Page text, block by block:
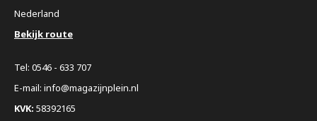
Nederland
Bekijk route
Tel: 0546 - 633 707
E-mail: info@magazijnplein.nl
KVK: 58392165